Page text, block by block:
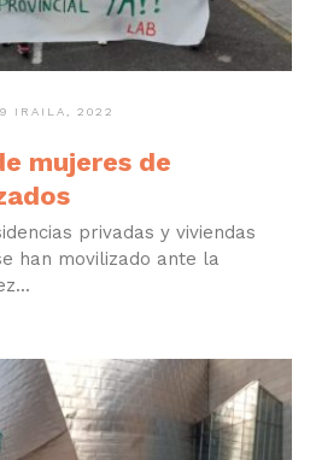
IRAILA, 2022
mujeres de
privadas y viviendas
han movilizado ante la